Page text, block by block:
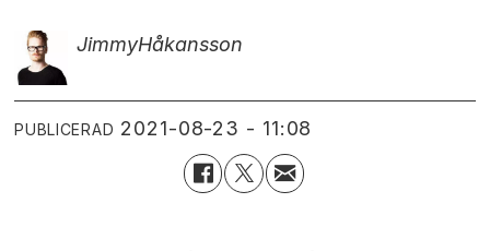
JimmyHåkansson
PUBLICERAD 2021-08-23 - 11:08